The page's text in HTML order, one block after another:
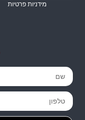
מידניות פרטיות